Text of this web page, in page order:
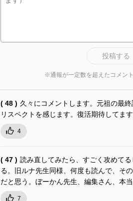
投稿する
※通報が一定数を超えたコメン
( 48 ) 久々にコメントします。元祖の最
リスペクトを感じます。復活期待してます
4
( 47 ) 読み直してみたら、すごく攻めて
る。旧ルナ先生同様、何度も読んで、そ
だと思う。ぼーかん先生、編集さん、本
7